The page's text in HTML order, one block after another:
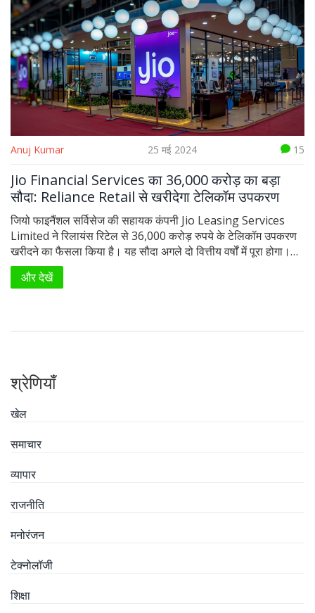
Anuj Kumar 25 मई 2024 15
Jio Financial Services का 36,000 करोड़ का बड़ा
सौदा: Reliance Retail से खरीदेगा टेलिकॉम उपकरण
जियो फाइनैंशल सर्विसेज की सहायक कंपनी Jio Leasing Services
Limited ने रिलायंस रिटेल से 36,000 करोड़ रुपये के टेलिकॉम उपकरण
खरीदने का फैसला किया है। यह सौदा अगले दो वित्तीय वर्षों में पूरा होगा।
Jio के ग्राहकों को यह उपकरण ऑपरेटिंग लीज के तहत मिलेंगे, जिसमें
इंस्टॉलेशन, मेन्टेनेंस, सपोर्ट, और अपडेट शामिल होंगे।
और देखें
श्रेणियाँ
खेल
समाचार
व्यापार
राजनीति
मनोरंजन
टेक्नोलॉजी
शिक्षा